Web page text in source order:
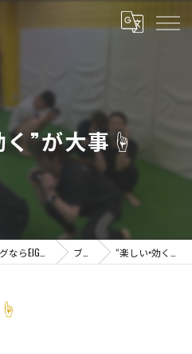
く”が大事☝️
ブログ “楽しい×効く”が大事☝️